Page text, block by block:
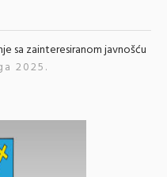
sa zainteresiranom javnošću
2025.